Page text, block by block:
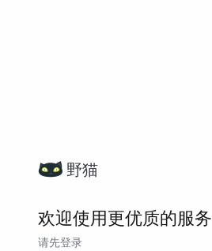
野猫
欢迎使用更优质的服务
请先登录